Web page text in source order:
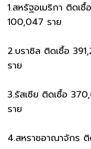
1.สหรัฐอเมริกา ติดเ
100,047 ราย
2.บราซิล ติดเชื้อ
ราย
3.รัสเซีย ติดเชื้อ
ราย
4.สหราชอาณาจักร